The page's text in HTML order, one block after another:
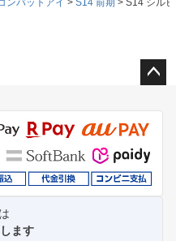
ンバットアイ S14 前期 S14 シル
ジト
ップ
へ
ます